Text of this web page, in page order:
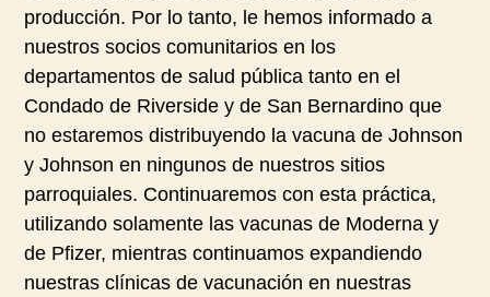
producción. Por lo tanto, le hemos informado a
nuestros socios comunitarios en los
departamentos de salud pública tanto en el
Condado de Riverside y de San Bernardino que
no estaremos distribuyendo la vacuna de Johnson
y Johnson en ningunos de nuestros sitios
parroquiales. Continuaremos con esta práctica,
utilizando solamente las vacunas de Moderna y
de Pfizer, mientras continuamos expandiendo
nuestras clínicas de vacunación en nuestras